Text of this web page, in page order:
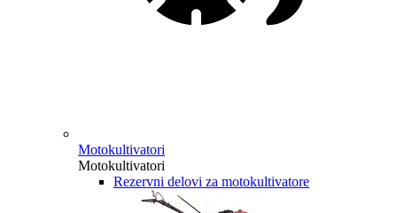
Motokultivatori
Motokultivatori
Rezervni delovi za motokultivatore